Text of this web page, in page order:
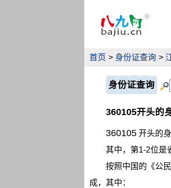
首页 > 身份证查询 >
身份证查询
360105开头的
360105 开头的
其中，第1-2位是
按照中国的《公
成，其中：